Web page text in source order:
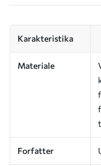
Karakteristika
Materiale
Forfatter